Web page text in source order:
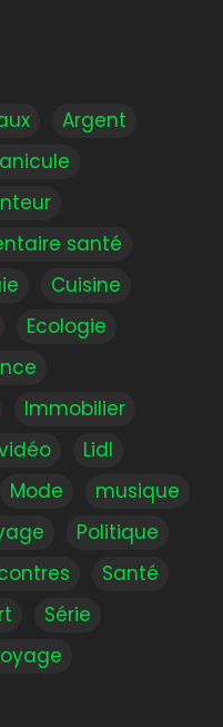
Argent
santé
Cuisine
Ecologie
Immobilier
Lidl
Mode
musique
Politique
Santé
Série